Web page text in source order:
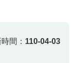
間： 110-04-03